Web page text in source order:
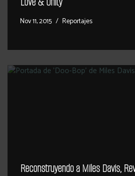
Nov 11, 2015 Reportajes
Reconstruyendo a Miles Davis,